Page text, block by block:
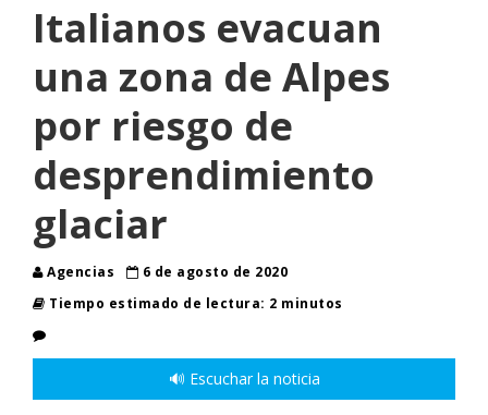
Italianos evacuan
una zona de Alpes
por riesgo de
desprendimiento
glaciar
Agencias
6 de agosto de 2020
Tiempo estimado de lectura: 2 minutos
🔊 Escuchar la noticia